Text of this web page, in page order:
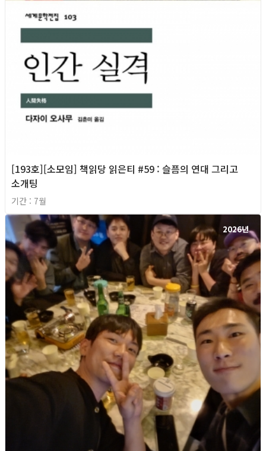
[193호][소모임] 책읽당 읽은티 #59 : 슬픔의 연대 그리고
소개팅
기간 : 7월
2026년